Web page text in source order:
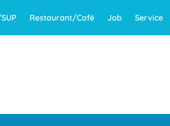
Restaurant/Café Job Service